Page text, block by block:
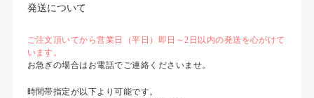
発送について
ご注文頂いてから営業日（平日）即日～2日以内の発送を心がけて
います。
お急ぎの場合はお電話でご連絡くださいませ。
時間帯指定が以下より可能です。